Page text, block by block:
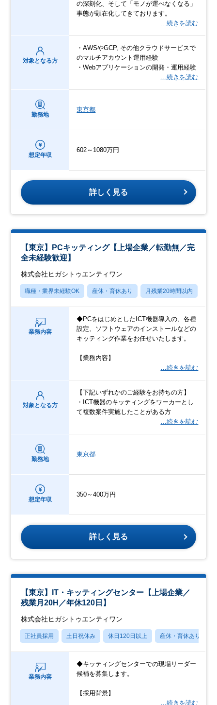
の深刻化、そして「モノが運べなくなる」
事態が顕在化してきております。
…続きを読む
対象となる方
・AWSやGCP, その他クラウドサービスで
のマルチアカウント運用経験
・Webアプリケーションの開発・運用経験
…続きを読む
勤務地
東京都
想定年収
602～1080万円
詳しく見る
【東京】PCキッティング【上場企業／転勤無／完
全未経験歓迎】
株式会社ヒガシトゥエンティワン
職種・業界未経験OK 産休・育休あり 月残業20時間以内
業務内容
◆PCをはじめとしたICT機器導入の、各種
設定、ソフトウェアのインストールなどの
キッティング作業をお任せいたします。
【業務内容】
…続きを読む
対象となる方
【下記いずれかのご経験をお持ちの方】
・ICT機器のキッティングをワーカーとし
て複数案件実施したことがある方
…続きを読む
勤務地
東京都
想定年収
350～400万円
詳しく見る
【東京】IT・キッティングセンター【上場企業／
残業月20H／年休120日】
株式会社ヒガシトゥエンティワン
正社員採用 土日祝休み 休日120日以上 産休・育休あり
業務内容
◆キッティングセンターでの現場リーダー
候補を募集します。
【採用背景】
…続きを読む